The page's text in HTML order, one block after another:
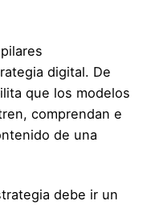
digital. De
que los modelos
comprendan e
de una
debe ir un